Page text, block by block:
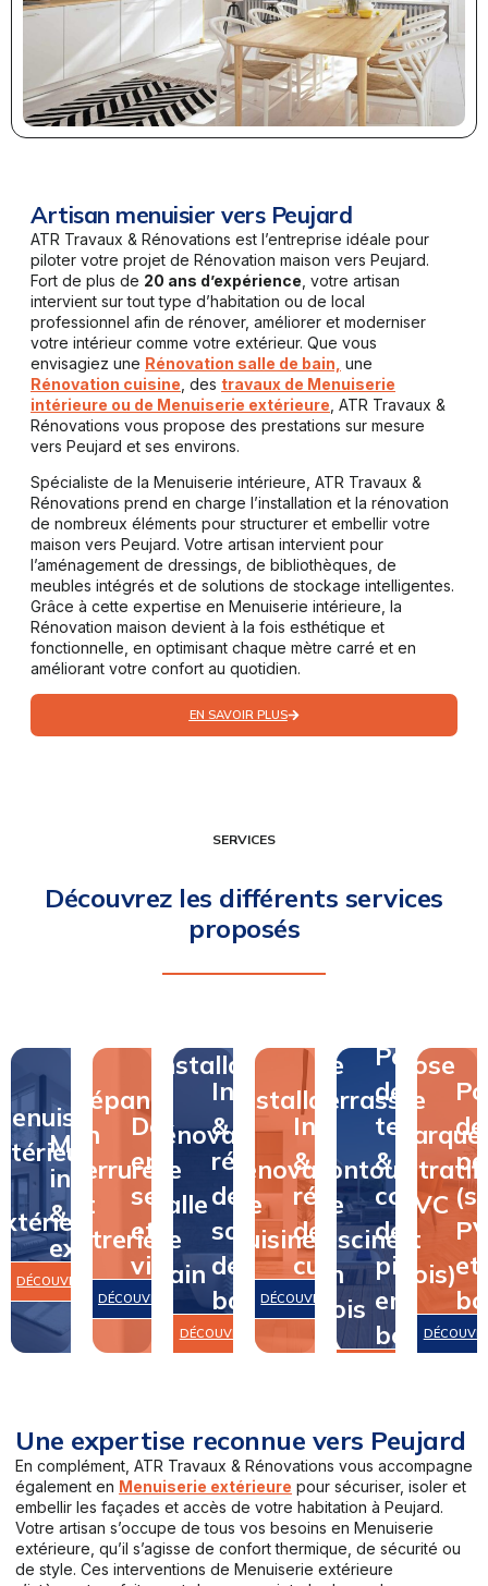
Artisan menuisier vers Peujard
ATR Travaux & Rénovations est l’entreprise idéale pour
piloter votre projet de Rénovation maison vers Peujard.
Fort de plus de 20 ans d’expérience , votre artisan
intervient sur tout type d’habitation ou de local
professionnel afin de rénover, améliorer et moderniser
votre intérieur comme votre extérieur. Que vous
envisagiez une Rénovation salle de bain, une
Rénovation cuisine , des travaux de Menuiserie
intérieure ou de Menuiserie extérieure , ATR Travaux &
Rénovations vous propose des prestations sur mesure
vers Peujard et ses environs.
Spécialiste de la Menuiserie intérieure, ATR Travaux &
Rénovations prend en charge l’installation et la rénovation
de nombreux éléments pour structurer et embellir votre
maison vers Peujard. Votre artisan intervient pour
l’aménagement de dressings, de bibliothèques, de
meubles intégrés et de solutions de stockage intelligentes.
Grâce à cette expertise en Menuiserie intérieure, la
Rénovation maison devient à la fois esthétique et
fonctionnelle, en optimisant chaque mètre carré et en
améliorant votre confort au quotidien.
EN SAVOIR PLUS
SERVICES
Découvrez les différents services
proposés
Menuiserie
intérieure
&
extérieure
DÉCOUVRIR
Dépannage
en
serrurerie
et
vitrerie
Dépannage
en
serrurerie
et
vitrerie
DÉCOUVRIR
Installation
&
rénovation
de
salle
de
bain
Installation
rénovation
de
salle
de
bain
DÉCOUVRIR
Installation
&
rénovation
de
cuisine
Installation
rénovation
de
cuisine
DÉCOUVRIR
Pose
de
terrasse
&
contour
de
piscine
en
bois
de
terrasse
contour
de
piscine
en
bois
de
et
Pose
de
PVC
et
bois)
Une expertise reconnue vers Peujard
En complément, ATR Travaux & Rénovations vous accompagne
également en Menuiserie extérieure pour sécuriser, isoler et
embellir les façades et accès de votre habitation à Peujard.
Votre artisan s’occupe de tous vos besoins en Menuiserie
extérieure, qu’il s’agisse de confort thermique, de sécurité ou
de style. Ces interventions de Menuiserie extérieure